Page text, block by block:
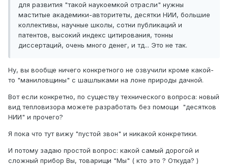
для развития "такой наукоемкой отрасли" нужны
маститые академики-авторитеты, десятки НИИ, большие
коллективы, научные школы, сотни публикаций и
патентов, высокий индекс цитирования, тонны
диссертаций, очень много денег, и тд... Это не так.
Ну, вы вообще ничего конкретного не озвучили кроме какой-
то "маниловщины" с шашлыками на лоне природы дачной.
Вот если конкретно, по существу технического вопроса: новый
вид тепловизора можете разработать без помощи "десятков
НИИ" и прочего?
Я пока что тут вижу "пустой звон" и никакой конкретики.
И потому задаю простой вопрос: какой самый дорогой и
сложный прибор Вы, товарищи "Мы" ( кто это ? Откуда? )